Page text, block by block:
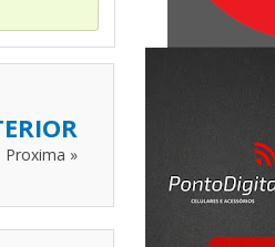
Proxima »